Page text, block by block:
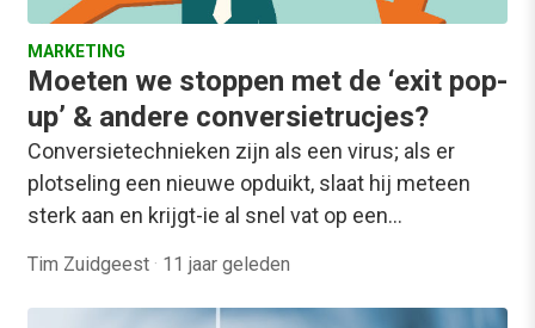
MARKETING
Moeten we stoppen met de ‘exit pop-
up’ & andere conversietrucjes?
Conversietechnieken zijn als een virus; als er
plotseling een nieuwe opduikt, slaat hij meteen
sterk aan en krijgt-ie al snel vat op een…
Tim Zuidgeest · 11 jaar geleden